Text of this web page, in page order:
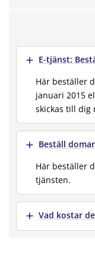
Visa merE-tjänst:
Här beställer
januari 2015
skickas till dig
Visa merBeställ
Här beställer
tjänsten.
Visa merVad kostar